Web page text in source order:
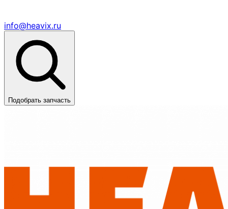
info@heavix.ru
Подобрать запчасть